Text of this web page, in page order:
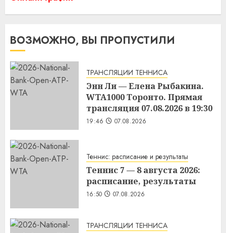
ВОЗМОЖНО, ВЫ ПРОПУСТИЛИ
ТРАНСЛЯЦИИ ТЕННИСА
Энн Ли — Елена Рыбакина.
WTA1000 Торонто. Прямая
трансляция 07.08.2026 в 19:30
19:46 07.08.2026
Теннис: расписание и результаты
Теннис 7 — 8 августа 2026:
расписание, результаты
16:50 07.08.2026
ТРАНСЛЯЦИИ ТЕННИСА